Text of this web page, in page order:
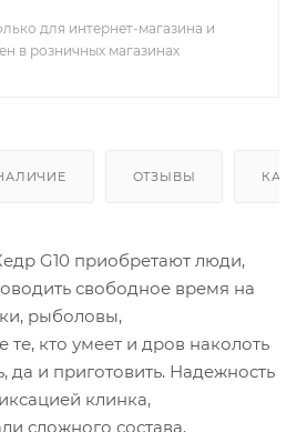
для интернет-магазина и
в розничных магазинах
ОТЗЫВЫ КАК
G10 приобретают люди,
свободное время на
рыболовы,
те, кто умеет и дров наколоть
да и приготовить. Надежность
клинка,
сложного состава,